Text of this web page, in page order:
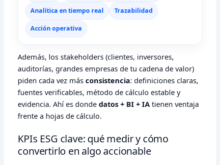
Analítica en tiempo real Trazabilidad
Acción operativa
Además, los stakeholders (clientes, inversores,
auditorías, grandes empresas de tu cadena de valor)
piden cada vez másconsistencia: definiciones claras,
fuentes verificables, método de cálculo estable y
evidencia. Ahí es dondedatos + BI + IA tienen ventaja
frente a hojas de cálculo.
KPIs ESG clave: qué medir y cómo
convertirlo en algo accionable